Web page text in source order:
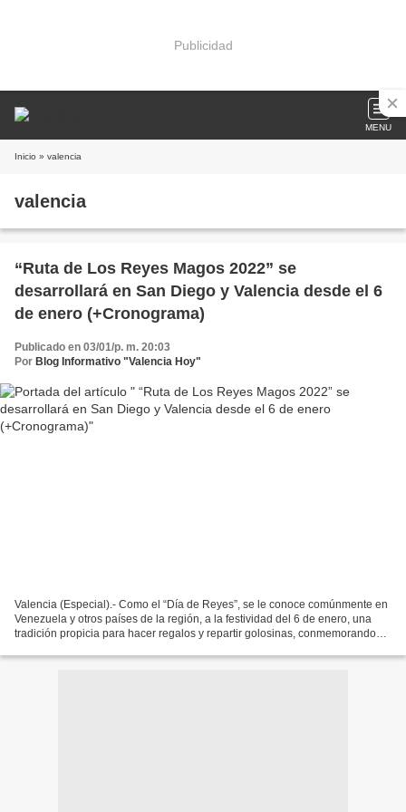
Publicidad
MENU
Inicio » valencia
valencia
“Ruta de Los Reyes Magos 2022” se
desarrollará en San Diego y Valencia desde el 6
de enero (+Cronograma)
Publicado en 03/01/p. m. 20:03
Por Blog Informativo "Valencia Hoy"
Valencia (Especial).- Como el “Día de Reyes”, se le conoce comúnmente en
Venezuela y otros países de la región, a la festividad del 6 de enero, una
tradición propicia para hacer regalos y repartir golosinas, conmemorando